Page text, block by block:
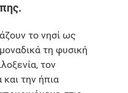
το νησί ως
τη φυσική
τον
και την ήπια